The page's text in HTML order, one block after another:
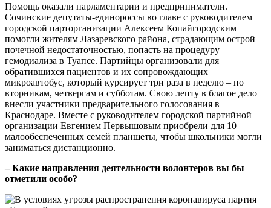
Помощь оказали парламентарии и предприниматели.
Сочинские депутаты-единороссы во главе с руководителем
городской парторганизации Алексеем Копайгородским
помогли жителям Лазаревского района, страдающим острой
почечной недостаточностью, попасть на процедуру
гемодиализа в Туапсе. Партийцы организовали для
обратившихся пациентов и их сопровождающих
микроавтобус, который курсирует три раза в неделю – по
вторникам, четвергам и субботам. Свою лепту в благое дело
внесли участники предварительного голосования в
Краснодаре. Вместе с руководителем городской партийной
организации Евгением Первышовым приобрели для 10
малообеспеченных семей планшеты, чтобы школьники могли
заниматься дистанционно.
– Какие направления деятельности волонтеров вы бы
отметили особо?